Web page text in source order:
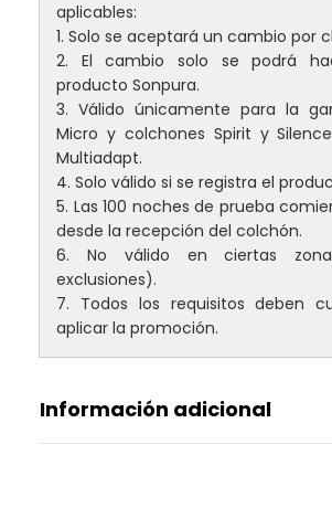
aplicables:
1. Solo se aceptará un cambio por
2. El cambio solo se podrá
producto Sonpura.
3. Válido únicamente para la
Micro y colchones Spirit y
Multiadapt.
4. Solo válido si se registra el
5. Las 100 noches de prueba
desde la recepción del colchón.
6. No válido en ciertas
exclusiones).
7. Todos los requisitos deben
aplicar la promoción.
Información adicional